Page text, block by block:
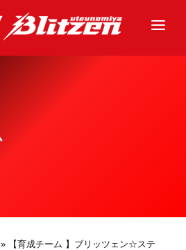
» 【育成チーム 】ブリッツェン☆ステ